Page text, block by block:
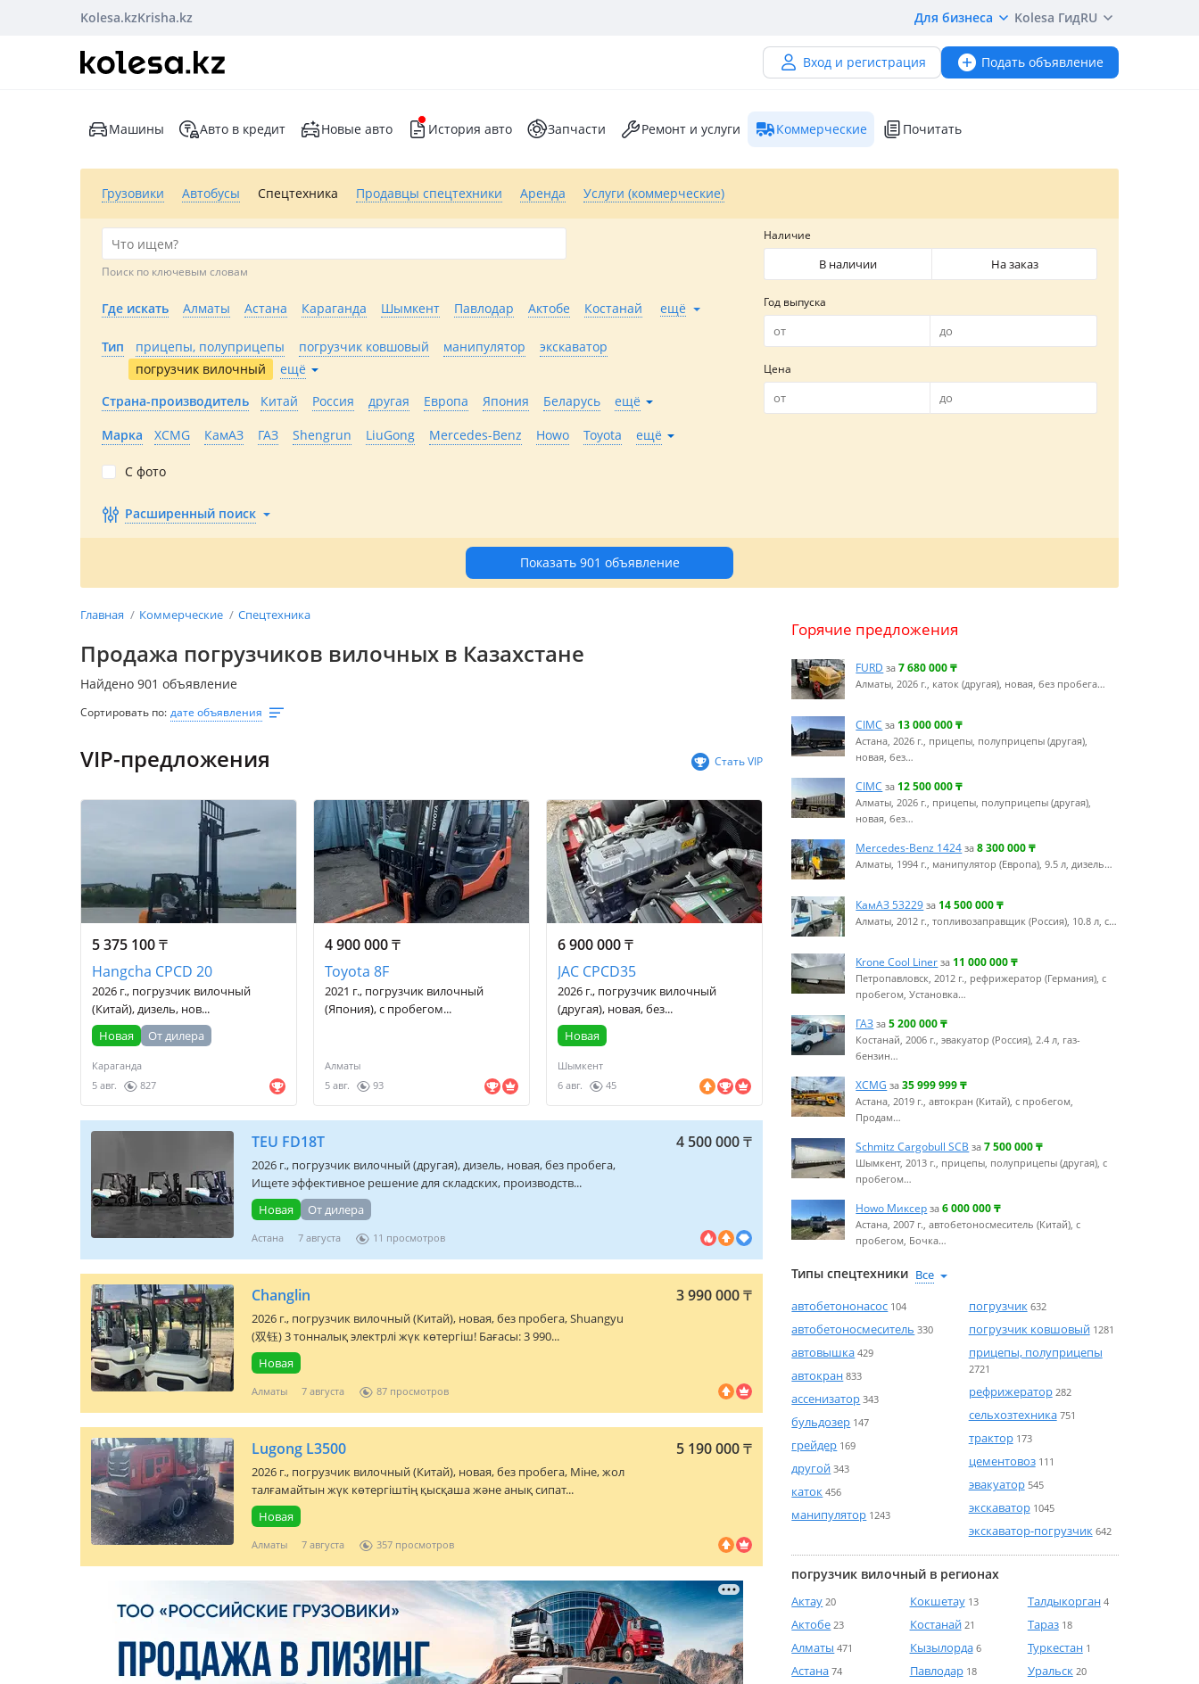
Kolesa.kzKrisha.kz Для бизнеса Kolesa ГидRU
Вход и регистрация Подать объявление
Машины Авто в кредит Новые авто История авто Запчасти Ремонт и услуги Коммерческие Почитать
Грузовики Автобусы Спецтехника Продавцы спецтехники Аренда Услуги (коммерческие)
Поиск по ключевым словам
Где искать Алматы Астана Караганда Шымкент Павлодар Актобе Костанай ещё
Тип прицепы, полуприцепы погрузчик ковшовый манипулятор
экскаватор
погрузчик вилочный
ещё
Страна-производитель
Китай Россия другая Европа Япония Беларусь ещё
Марка XCMG КамАЗ ГАЗ Shengrun LiuGong Mercedes-Benz Howo Toyota ещё
С фото
Расширенный поиск
Наличие
В наличии На заказ
Год выпуска
Цена
Показать 901 объявление
Главная Коммерческие Спецтехника
Продажа погрузчиков вилочных в Казахстане
Найдено 901 объявление
Сортировать по: дате объявления
VIP-предложения Стать VIP
5 375 100₸
Hangcha CPCD 20
2026 г., погрузчик вилочный
(Китай), дизель, нов...
Новая
От дилера
Караганда
5 авг.
827
4 900 000₸
Toyota 8F
2021 г., погрузчик вилочный
(Япония), с пробегом...
Алматы
5 авг.
93
6 900 000₸
JAC CPCD35
2026 г., погрузчик вилочный
(другая), новая, без...
Новая
Шымкент
6 авг.
45
TEU FD18T 4 500 000₸
2026 г., погрузчик вилочный (другая), дизель, новая, без пробега,
Ищете эффективное решение для складских, производств...
Новая
От дилера
Астана 7 августа 11
Changlin 3 990 000₸
2026 г., погрузчик вилочный (Китай), новая, без пробега, Shuangyu
(双钰) 3 тонналық электрлі жүк көтергіш! Бағасы: 3 990...
Новая
Алматы 7 августа 87
Lugong L3500 5 190 000₸
2026 г., погрузчик вилочный (Китай), новая, без пробега, Міне, жол
талғамайтын жүк көтергіштің қысқаша және анық сипат...
Новая
Алматы 7 августа 357
Горячие предложения
FURD за7 680 000₸
Алматы, 2026 г., каток (другая), новая, без пробега…
CIMC за 13 000 000₸
Астана, 2026 г., прицепы, полуприцепы (другая),
новая, без…
CIMC за 12 500 000₸
Алматы, 2026 г., прицепы, полуприцепы (другая),
новая, без…
Mercedes-Benz 1424 за8 300 000₸
Алматы, 1994 г., манипулятор (Европа), 9.5 л, дизель…
КамАЗ 53229 за 14 500 000₸
Алматы, 2012 г., топливозаправщик (Россия), 10.8 л, с…
Krone Cool Liner за 11 000 000₸
Петропавловск, 2012 г., рефрижератор (Германия), с
пробегом, Установка…
ГАЗ за5 200 000₸
Костанай, 2006 г., эвакуатор (Россия), 2.4 л, газ-
бензин…
XCMG за35 999 999₸
Астана, 2019 г., автокран (Китай), с пробегом,
Продам…
Schmitz Cargobull SCB за7 500 000₸
Шымкент, 2013 г., прицепы, полуприцепы (другая), с
пробегом…
Howo Миксер за6 000 000₸
Астана, 2007 г., автобетоносмеситель (Китай), с
пробегом, Бочка…
Типы спецтехники
автобетононасос 104
автобетоносмеситель 330
автовышка 429
автокран 833
ассенизатор 343
бульдозер 147
грейдер 169
другой 343
каток 456
манипулятор 1243
погрузчик 632
погрузчик ковшовый 1281
прицепы, полуприцепы
2721
рефрижератор 282
сельхозтехника 751
трактор 173
цементовоз 111
эвакуатор 545
экскаватор 1045
экскаватор-погрузчик 642
погрузчик вилочный в регионах
Актау 20
Актобе 23
Алматы 471
Астана 74
Кокшетау 13
Костанай 21
Кызылорда 6
Павлодар 18
Талдыкорган 4
Тараз 18
Туркестан 1
Уральск 20